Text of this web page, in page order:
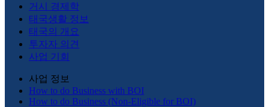
거시 경제학
태국생활 정보
태국의 개요
투자자 의견
사업 기회
사업 정보
How to do Business with BOI
How to do Business (Non-Eligible for BOI)